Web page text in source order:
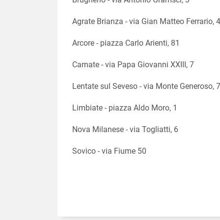
Agrate Brianza - via Gian Matteo Ferrario,
Arcore - piazza Carlo Arienti, 81
Carnate - via Papa Giovanni XXIII, 7
Lentate sul Seveso - via Monte Generoso, 7
Limbiate - piazza Aldo Moro, 1
Nova Milanese - via Togliatti, 6
Sovico - via Fiume 50